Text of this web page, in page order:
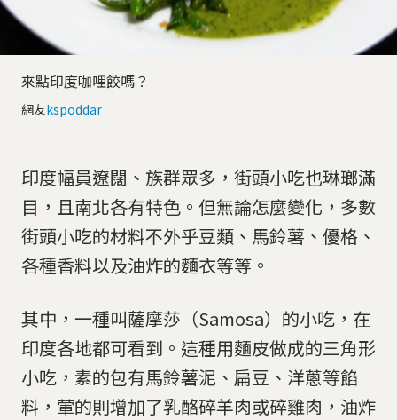
來點印度咖哩餃嗎？
網友kspoddar
印度幅員遼闊、族群眾多，街頭小吃也琳瑯滿
目，且南北各有特色。但無論怎麼變化，多數
街頭小吃的材料不外乎豆類、馬鈴薯、優格、
各種香料以及油炸的麵衣等等。
其中，一種叫薩摩莎（Samosa）的小吃，在
印度各地都可看到。這種用麵皮做成的三角形
小吃，素的包有馬鈴薯泥、扁豆、洋蔥等餡
料，葷的則增加了乳酪碎羊肉或碎雞肉，油炸